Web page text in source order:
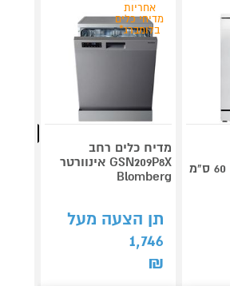
מדיח כלים רחב 60 ס"מ
אחריות
מדיחי כלים
בלומברג*
מדיח כלים רחב
GSN209P8X אינוורטר
Blomberg
תן הצעה מעל
1,746
₪